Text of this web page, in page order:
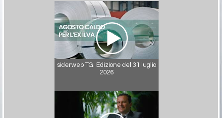
siderweb TG. Edizione del 31 luglio
2026